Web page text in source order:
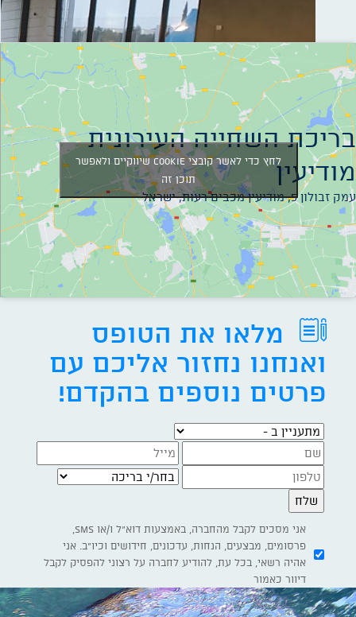
נווט באמצעות -
בריכת השחייה העירונית
מודיעין
עמק זבולון 5, מודיעין מכבים רעות, ישראל
לחץ כדי לאשר קובצי Cookie שיווקיים ולאפשר
תוכן זה
מלאו את הטופס
ואנחנו נחזור אליכם עם
פרטים נוספים בהקדם!
מתעניין ב -
בחר/י בריכה
פרסומים, מבצעים, הנחות, עדכונים, חידושים וכיו"ב. אני
אהיה רשאי, בכל עת, להודיע לחברה על רצוני להפסיק לקבל
דיוור כאמור